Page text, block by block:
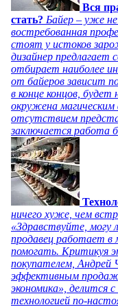
Вся
стать? Байер – уже
востребованная
стоят у истоков
дизайнер предлагает
отбирает наиболее
от байеров зависит
в конце концов,
окружена
отсутствием
заключается работа
ничего хуже, чем
«Здравствуйте, могу
продавец работает в
помогать. Критикуя
покупателем, Андрей
эффективным
экономика», делится
технологией по-